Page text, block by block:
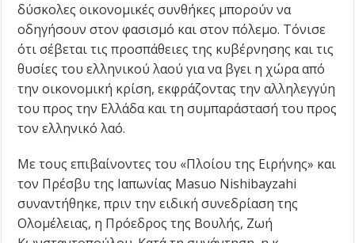
δύσκολες οικονομικές συνθήκες μπορούν να
οδηγήσουν στον φασισμό και στον πόλεμο. Τόνισε
ότι σέβεται τις προσπάθειες της κυβέρνησης και τις
θυσίες του ελληνικού λαού για να βγει η χώρα από
την οικονομική κρίση, εκφράζοντας την αλληλεγγύη
του προς την Ελλάδα και τη συμπαράστασή του προς
τον ελληνικό λαό.
Με τους επιβαίνοντες του «Πλοίου της Ειρήνης» και
τον Πρέσβυ της Ιαπωνίας Masuo Nishibayzahi
συναντήθηκε, πριν την ειδική συνεδρίαση της
Ολομέλειας, η Πρόεδρος της Βουλής, Ζωή